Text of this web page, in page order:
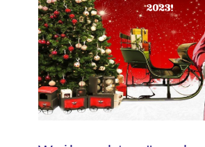
News
Katalog
Partner